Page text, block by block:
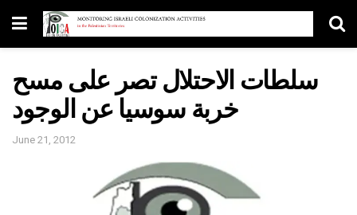
سلطات الاحتلال تصر على مسح
خربة سوسيا عن الوجود
June 21, 2012